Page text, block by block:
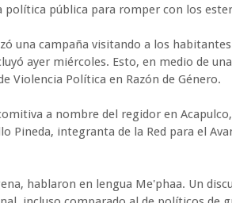
política pública para romper con los
una campaña visitando a los habitantes
ayer miércoles. Esto, en medio de
Violencia Política en Razón de Género.
a nombre del regidor en
Pineda, integranta de la Red para el
hablaron en lengua Me'phaa. Un